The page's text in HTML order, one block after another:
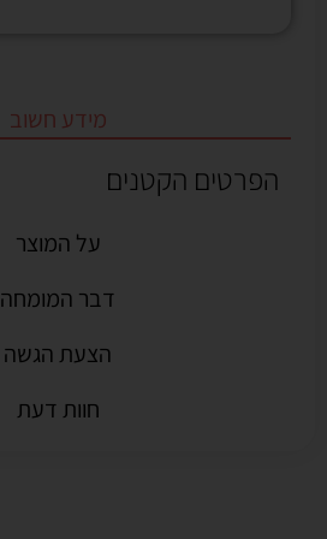
מידע חשוב
על המוצר
דבר המומחה
הצעת הגשה
חוות דעת
הפרטים הקטנים